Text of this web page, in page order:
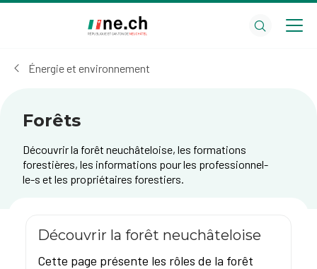
cookies
Énergie et environnement
Forêts
Découvrir la forêt neuchâteloise, les formations
forestières, les informations pour les professionnel-
le-s et les propriétaires forestiers.
Découvrir la forêt neuchâteloise
Cette page présente les rôles de la forêt